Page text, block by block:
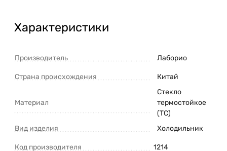
Характеристики
Производитель Лаборио
Страна происхождения Китай
Материал
Стекло
термостойкое
(ТС)
Вид изделия
Холодильник
Код производителя 1214